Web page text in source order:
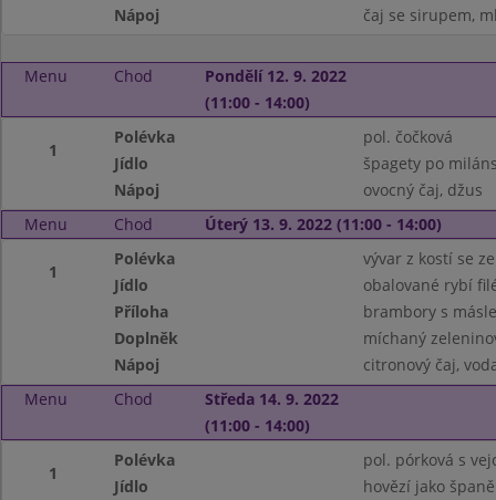
Nápoj
čaj se sirupem,
Menu Chod
Pondělí 12. 9. 2022
(11:00 - 14:00)
1
Polévka
pol. čočková
Jídlo
špagety po
Nápoj
ovocný čaj, džus
Menu
Chod Úterý 13. 9. 2022 (11:00 - 14:00)
1
Polévka
vývar z kostí se
Jídlo
obalované rybí
Příloha
brambory s
Doplněk
míchaný
Nápoj
citronový čaj,
Menu
Chod
Středa 14. 9. 2022
(11:00 - 14:00)
1
Polévka
pol. pórková s
Jídlo
hovězí jako